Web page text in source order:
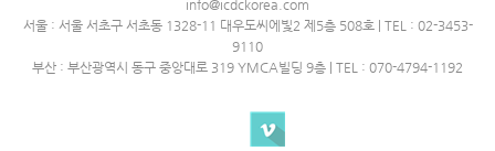
info@icdckorea.com
서울 : 서울 서초구 서초동 1328-11 대우도씨에빛2 제5층 508호 | TEL : 02-3453-
9110
부산 : 부산광역시 동구 중앙대로 319 YMCA빌딩 9층 | TEL : 070-4794-1192